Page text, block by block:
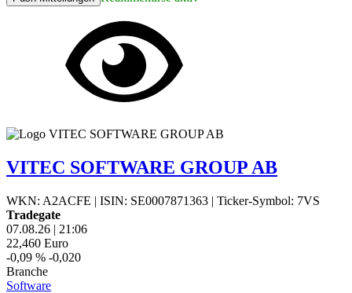
VITEC SOFTWARE GROUP AB
WKN: A2ACFE | ISIN: SE0007871363 | Ticker-Symbol: 7VS
Tradegate
07.08.26 | 21:06
22,460 Euro
-0,09 % -0,020
Branche
Software